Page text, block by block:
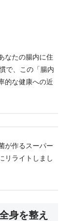
なたの腸内に住
で、この「腸内
的な健康への近
が作るスーパー
リライトしまし
身を整え